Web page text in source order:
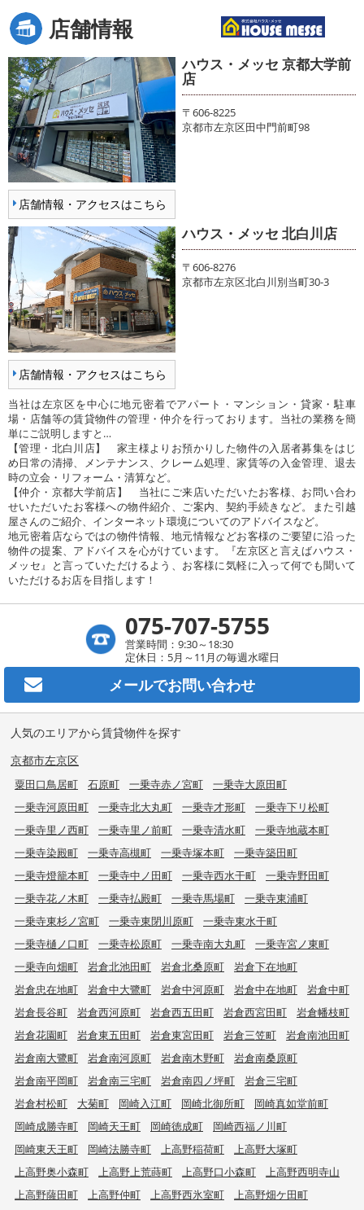
店舗情報
店舗情報・アクセスはこちら
ハウス・メッセ 京都大学前
店
〒606-8225
京都市左京区田中門前町98
店舗情報・アクセスはこちら
ハウス・メッセ 北白川店
〒606-8276
京都市左京区北白川別当町30-3
当社は左京区を中心に地元密着でアパート・マンション・貸家・駐車
場・店舗等の賃貸物件の管理・仲介を行っております。当社の業務を簡
単にご説明しますと…
【管理・北白川店】 家主様よりお預かりした物件の入居者募集をはじ
め日常の清掃、メンテナンス、クレーム処理、家賃等の入金管理、退去
時の立会・リフォーム・清算など。
【仲介・京都大学前店】 当社にご来店いただいたお客様、お問い合わ
せいただいたお客様への物件紹介、ご案内、契約手続きなど。また引越
屋さんのご紹介、インターネット環境についてのアドバイスなど。
地元密着店ならではの物件情報、地元情報などお客様のご要望に沿った
物件の提案、アドバイスを心がけています。『左京区と言えばハウス・
メッセ』と言っていただけるよう、お客様に気軽に入って何でも聞いて
いただけるお店を目指します！
075-707-5755
営業時間：9:30～18:30
定休日：5月～11月の毎週水曜日
メールでお問い合わせ
人気のエリアから賃貸物件を探す
京都市左京区
粟田口鳥居町 石原町 一乗寺赤ノ宮町
一乗寺大原田町
一乗寺河原田町
一乗寺北大丸町 一乗寺才形町
一乗寺下リ松町
一乗寺里ノ西町
一乗寺里ノ前町 一乗寺清水町
一乗寺地蔵本町
一乗寺染殿町
一乗寺高槻町 一乗寺塚本町
一乗寺築田町
一乗寺燈籠本町
一乗寺中ノ田町 一乗寺西水干町
一乗寺野田町
一乗寺花ノ木町
一乗寺払殿町 一乗寺馬場町
一乗寺東浦町
一乗寺東杉ノ宮町
一乗寺東閉川原町
一乗寺東水干町
一乗寺樋ノ口町
一乗寺松原町 一乗寺南大丸町
一乗寺宮ノ東町
一乗寺向畑町
岩倉北池田町 岩倉北桑原町
岩倉下在地町
岩倉忠在地町
岩倉中大鷺町 岩倉中河原町 岩倉中在地町
岩倉中町
岩倉長谷町
岩倉西河原町 岩倉西五田町 岩倉西宮田町
岩倉幡枝町
岩倉花園町
岩倉東五田町 岩倉東宮田町 岩倉三笠町
岩倉南池田町
岩倉南大鷺町
岩倉南河原町 岩倉南木野町
岩倉南桑原町
岩倉南平岡町
岩倉南三宅町 岩倉南四ノ坪町
岩倉三宅町
岩倉村松町
大菊町 岡崎入江町 岡崎北御所町
岡崎真如堂前町
岡崎成勝寺町
岡崎天王町 岡崎徳成町
岡崎西福ノ川町
岡崎東天王町
岡崎法勝寺町 上高野稲荷町
上高野大塚町
上高野奥小森町
上高野上荒蒔町 上高野口小森町
上高野西明寺山
上高野薩田町
上高野仲町 上高野西氷室町
上高野畑ケ田町